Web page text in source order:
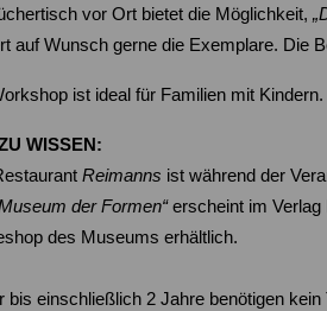
vor Ort bietet die Möglichkeit,
auf Wunsch gerne die Exemplare. Die
ist ideal für Familien mit Kindern.
WISSEN:
Reimanns ist während der
der Formen“erscheint im Verlag
des Museums erhältlich.
bis einschließlich 2 Jahre benötigen kein